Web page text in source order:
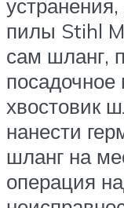
пилы Stihl
сам шланг,
посадочное
хвостовик
нанести
шланг на
операция